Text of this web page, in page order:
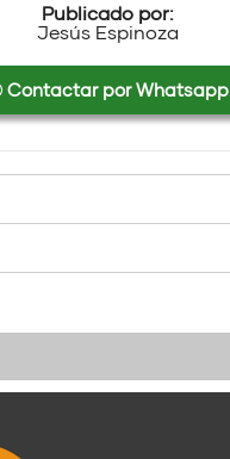
Publicado por:
Jesús Espinoza
Contactar por Whatsapp